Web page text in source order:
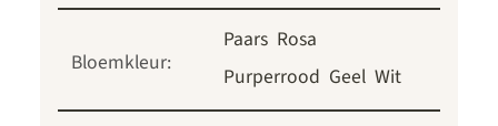
Bloemkleur:
Paars Rosa
Purperrood Geel Wit